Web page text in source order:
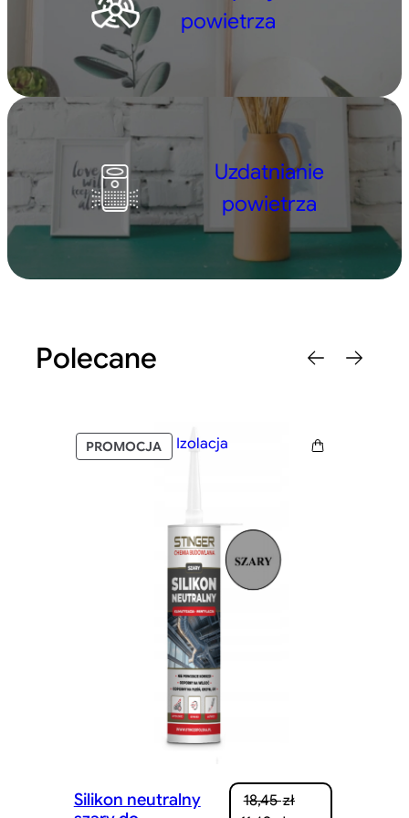
powietrza
Uzdatnianie
powietrza
Polecane
PROMOCJAPRODUKT
W
Izolacja
Silikon neutralny
18,45zł